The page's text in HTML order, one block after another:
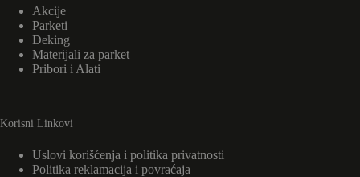
Akcije
Parketi
Deking
Materijali za parket
Pribori i Alati
Korisni Linkovi
Uslovi korišćenja i politika privatnosti
Politika reklamacija i povraćaja